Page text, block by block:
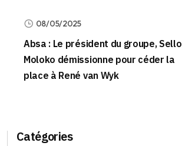
08/05/2025
Absa : Le président du groupe, Sello
Moloko démissionne pour céder la
place à René van Wyk
Catégories